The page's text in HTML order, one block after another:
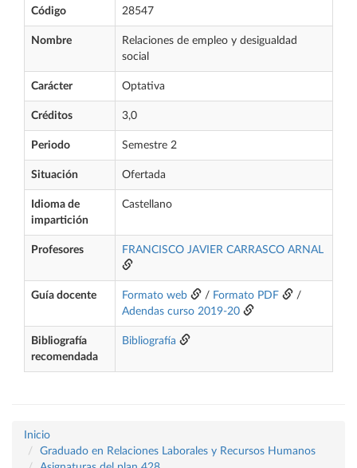
Código 28547
Nombre
Relaciones de empleo y desigualdad
social
Carácter Optativa
Créditos 3,0
Periodo Semestre 2
Situación Ofertada
Idioma de
impartición
Castellano
Profesores FRANCISCO JAVIER CARRASCO ARNAL
Guía docente Formato web / Formato PDF
/
Adendas curso 2019-20
Bibliografía
recomendada
Bibliografía
Inicio
Graduado en Relaciones Laborales y Recursos Humanos